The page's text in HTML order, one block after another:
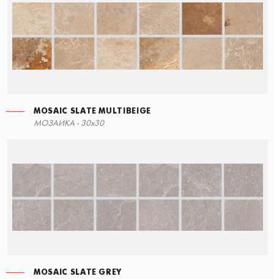
MOSAIC SLATE MULTIBEIGE
МОЗАИКА - 30x30
MOSAIC SLATE GREY
СТУПЕНЬ УГЛОВАЯ ПРАВАЯ
60x34,5